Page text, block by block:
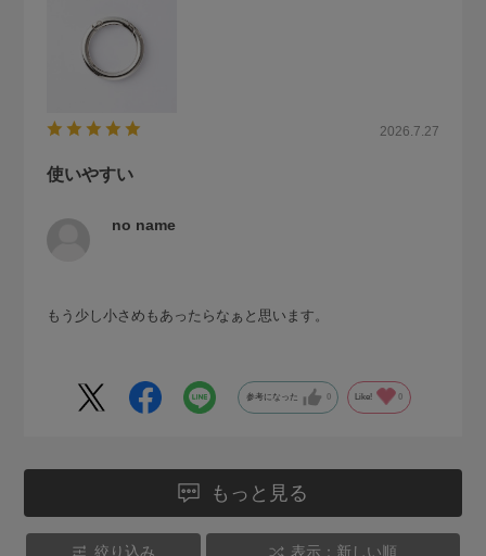
2026.7.27
使いやすい
no name
もう少し小さめもあったらなぁと思います。
参考になった 0 Like! 0
もっと見る
絞り込み 表示：新しい順